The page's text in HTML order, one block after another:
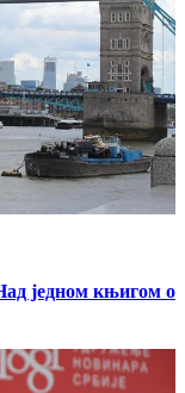
књигом о